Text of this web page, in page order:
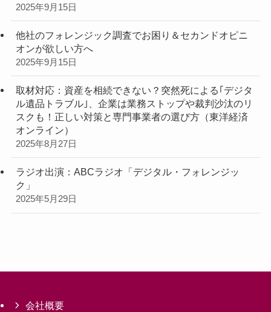
2025年9月15日
他社のフォレンジック調査でお困り＆セカンドオピニ
オンが欲しい方へ
2025年9月15日
取材対応：資産を相続できない？突然死による｢デジタ
ル遺品トラブル｣、企業は業務ストップや裁判沙汰のリ
スクも！正しい対策と専門事業者の選び方（東洋経済
オンライン）
2025年8月27日
ラジオ出演：ABCラジオ「デジタル・フォレンジッ
ク」
2025年5月29日
会社概要